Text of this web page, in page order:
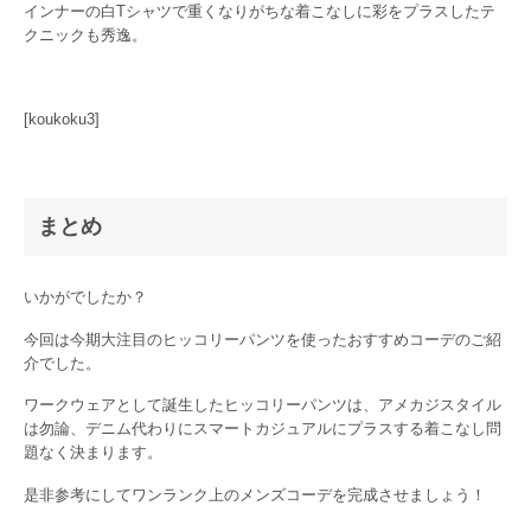
インナーの白Tシャツで重くなりがちな着こなしに彩をプラスしたテ
クニックも秀逸。
[koukoku3]
まとめ
いかがでしたか？
今回は今期大注目のヒッコリーパンツを使ったおすすめコーデのご紹
介でした。
ワークウェアとして誕生したヒッコリーパンツは、アメカジスタイル
は勿論、デニム代わりにスマートカジュアルにプラスする着こなし問
題なく決まります。
是非参考にしてワンランク上のメンズコーデを完成させましょう！